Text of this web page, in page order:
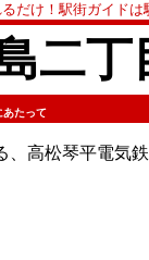
だけ！駅街ガイド
二丁
あたって
、高松琴平電気